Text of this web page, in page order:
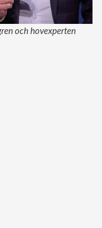
och hovexperten